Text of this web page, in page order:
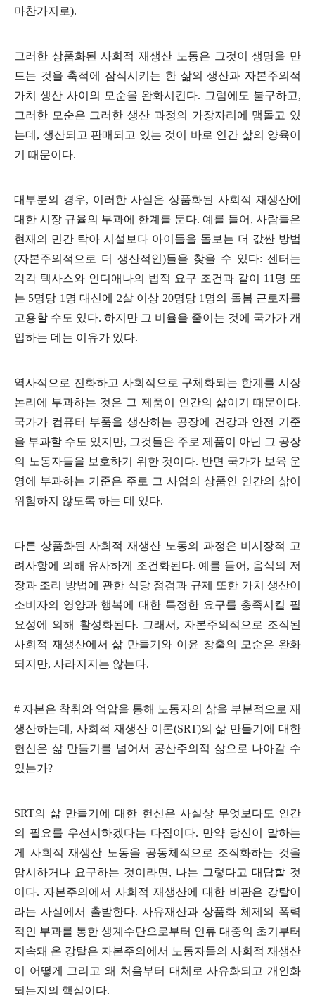
마찬가지로).
그러한 상품화된 사회적 재생산 노동은 그것이 생명을 만
드는 것을 축적에 잠식시키는 한 삶의 생산과 자본주의적
가치 생산 사이의 모순을 완화시킨다. 그럼에도 불구하고,
그러한 모순은 그러한 생산 과정의 가장자리에 맴돌고 있
는데 , 생산되고 판매되고 있는 것이 바로 인간 삶의 양육이
기 때문이다.
대부분의 경우, 이러한 사실은 상품화된 사회적 재생산에
대한 시장 규율의 부과에 한계를 둔다. 예를 들어 , 사람들은
현재의 민간 탁아 시설보다 아이들을 돌보는 더 값싼 방법
(자본주의적으로 더 생산적인)들을 찾을 수 있다: 센터는
각각 텍사스와 인디애나의 법적 요구 조건과 같이 11 명 또
는 5명당 1 명 대신에 2살 이상 20명당 1 명의 돌봄 근로자를
고용할 수도 있다. 하지만 그 비율을 줄이는 것에 국가가 개
입하는 데는 이유가 있다.
역사적으로 진화하고 사회적으로 구체화되는 한계를 시장
논리에 부과하는 것은 그 제품이 인간의 삶이기 때문이다.
국가가 컴퓨터 부품을 생산하는 공장에 건강과 안전 기준
을 부과할 수도 있지만, 그것들은 주로 제품이 아닌 그 공장
의 노동자들을 보호하기 위한 것이다. 반면 국가가 보육 운
영에 부과하는 기준은 주로 그 사업의 상품인 인간의 삶이
위험하지 않도록 하는 데 있다.
다른 상품화된 사회적 재생산 노동의 과정은 비시장적 고
려사항에 의해 유사하게 조건화된다. 예를 들어 , 음식의 저
장과 조리 방법에 관한 식당 점검과 규제 또한 가치 생산이
소비자의 영양과 행복에 대한 특정한 요구를 충족시킬 필
요성에 의해 활성화된다. 그래서 , 자본주의적으로 조직된
사회적 재생산에서 삶 만들기와 이윤 창출의 모순은 완화
되지만, 사라지지는 않는다.
# 자본은 착취와 억압을 통해 노동자의 삶을 부분적으로 재
생산하는데 , 사회적 재생산 이론(SRT)의 삶 만들기에 대한
헌신은 삶 만들기를 넘어서 공산주의적 삶으로 나아갈 수
있는가?
SRT의 삶 만들기에 대한 헌신은 사실상 무엇보다도 인간
의 필요를 우선시하겠다는 다짐이다. 만약 당신이 말하는
게 사회적 재생산 노동을 공동체적으로 조직화하는 것을
암시하거나 요구하는 것이라면 , 나는 그렇다고 대답할 것
이다. 자본주의에서 사회적 재생산에 대한 비판은 강탈이
라는 사실에서 출발한다. 사유재산과 상품화 체제의 폭력
적인 부과를 통한 생계수단으로부터 인류 대중의 초기부터
지속돼 온 강탈은 자본주의에서 노동자들의 사회적 재생산
이 어떻게 그리고 왜 처음부터 대체로 사유화되고 개인화
되는지의 핵심이다.